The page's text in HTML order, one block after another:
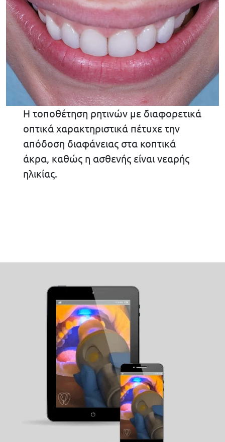
Η τοποθέτηση ρητινών με διαφορετικά
οπτικά χαρακτηριστικά πέτυχε την
απόδοση διαφάνειας στα κοπτικά
άκρα, καθώς η ασθενής είναι νεαρής
ηλικίας.